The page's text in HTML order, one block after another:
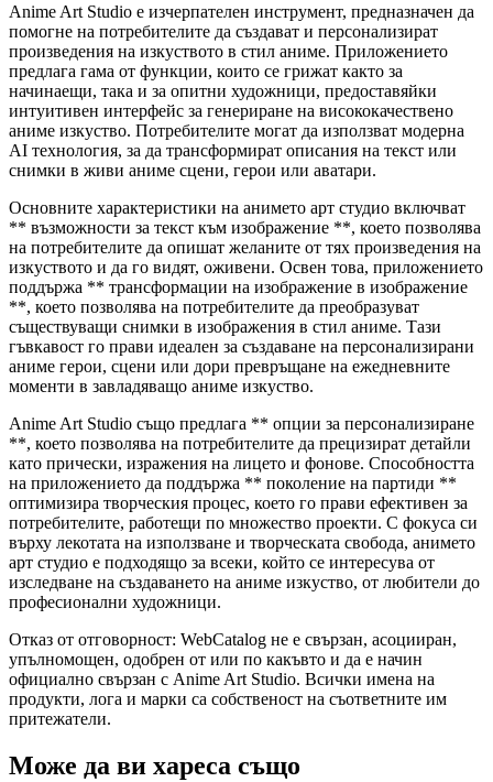
Anime Art Studio е изчерпателен инструмент, предназначен да
помогне на потребителите да създават и персонализират
произведения на изкуството в стил аниме. Приложението
предлага гама от функции, които се грижат както за
начинаещи, така и за опитни художници, предоставяйки
интуитивен интерфейс за генериране на висококачествено
аниме изкуство. Потребителите могат да използват модерна
AI технология, за да трансформират описания на текст или
снимки в живи аниме сцени, герои или аватари.
Основните характеристики на анимето арт студио включват
** възможности за текст към изображение **, което позволява
на потребителите да опишат желаните от тях произведения на
изкуството и да го видят, оживени. Освен това, приложението
поддържа ** трансформации на изображение в изображение
**, което позволява на потребителите да преобразуват
съществуващи снимки в изображения в стил аниме. Тази
гъвкавост го прави идеален за създаване на персонализирани
аниме герои, сцени или дори превръщане на ежедневните
моменти в завладяващо аниме изкуство.
Anime Art Studio също предлага ** опции за персонализиране
**, което позволява на потребителите да прецизират детайли
като прически, изражения на лицето и фонове. Способността
на приложението да поддържа ** поколение на партиди **
оптимизира творческия процес, което го прави ефективен за
потребителите, работещи по множество проекти. С фокуса си
върху лекотата на използване и творческата свобода, анимето
арт студио е подходящо за всеки, който се интересува от
изследване на създаването на аниме изкуство, от любители до
професионални художници.
Отказ от отговорност: WebCatalog не е свързан, асоцииран,
упълномощен, одобрен от или по какъвто и да е начин
официално свързан с Anime Art Studio. Всички имена на
продукти, лога и марки са собственост на съответните им
притежатели.
Може да ви хареса също